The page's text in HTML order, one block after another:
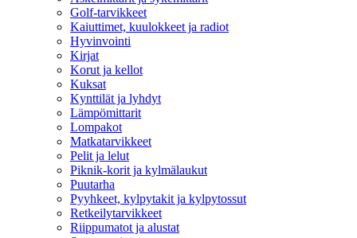
Golf-tarvikkeet
Kaiuttimet, kuulokkeet ja radiot
Hyvinvointi
Kirjat
Korut ja kellot
Kuksat
Kynttilät ja lyhdyt
Lämpömittarit
Lompakot
Matkatarvikkeet
Pelit ja lelut
Piknik-korit ja kylmälaukut
Puutarha
Pyyhkeet, kylpytakit ja kylpytossut
Retkeilytarvikkeet
Riippumatot ja alustat